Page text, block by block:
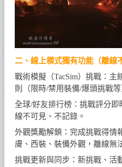
二、線上模式獨有功能（離線
戰術模擬（TacSim）挑戰：主
則（限時/禁用裝備/爆頭挑戰
全球/好友排行榜：挑戰評分
線不可見、不記錄。
外觀獎勵解鎖：完成挑戰得情
膚、西裝、裝備外觀，離線無
挑戰更新與同步：新挑戰、活